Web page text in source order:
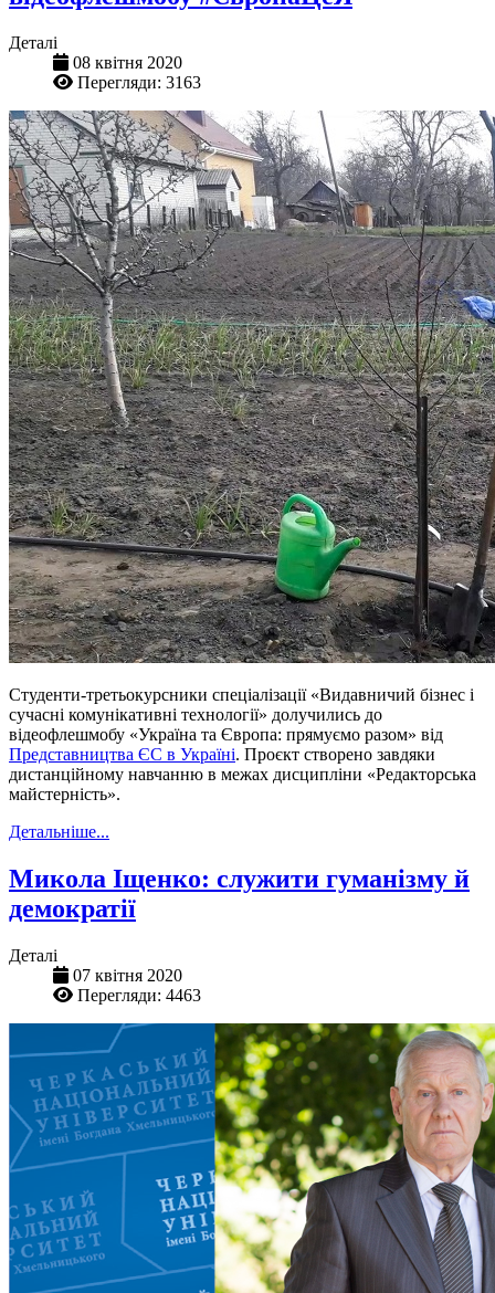
Деталі
08 квітня 2020
Перегляди: 3163
Студенти-третьокурсники спеціалізації «Видавничий бізнес і
сучасні комунікативні технології» долучились до
відеофлешмобу «Україна та Європа: прямуємо разом» від
Представництва ЄС в Україні. Проєкт створено завдяки
дистанційному навчанню в межах дисципліни «Редакторська
майстерність».
Детальніше...
Микола Іщенко: служити гуманізму й
демократії
Деталі
07 квітня 2020
Перегляди: 4463